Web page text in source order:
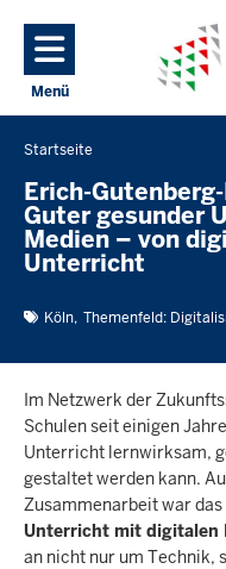
Menü
Navigation aktivieren/
Sie
befinden
sich
hier
Startseite
Erich-
Guter gesunder
Medien – von
Unterricht
Köln Themenfeld:
Im Netzwerk der
Schulen seit einigen
Unterricht lernwirksam,
gestaltet werden kann.
Zusammenarbeit war das
Unterricht mit digitalen
an nicht nur um Technik,